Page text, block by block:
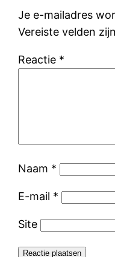
Je e-mailadres
Vereiste velden
Reactie *
Naam *
E-mail *
Site